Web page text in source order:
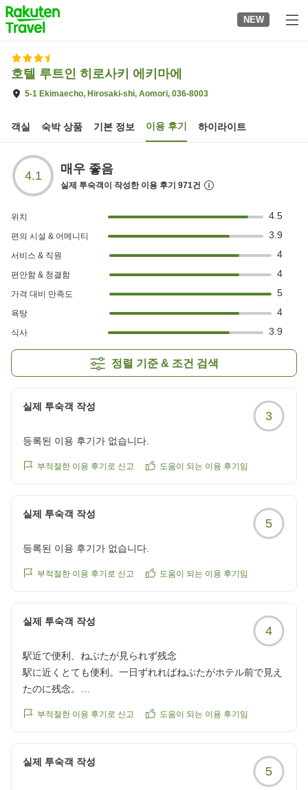
to
top
page
NEW
호텔 루트인 히로사키 에키마에
5-1 Ekimaecho, Hirosaki-shi, Aomori, 036-8003
객실 숙박 상품 기본 정보 이용 후기 하이라이트
4.1 매우 좋음
실제 투숙객이 작성한 이용 후기 971건
위치 4.5
편의 시설 & 어메니티 3.9
서비스 & 직원 4
편안함 & 청결함 4
가격 대비 만족도 5
욕탕 4
식사 3.9
정렬 기준 & 조건 검색
실제 투숙객 작성
3
등록된 이용 후기가 없습니다.
부적절한 이용 후기로 신고 도움이 되는 이용 후기임
실제 투숙객 작성
5
등록된 이용 후기가 없습니다.
부적절한 이용 후기로 신고 도움이 되는 이용 후기임
실제 투숙객 작성
4
駅近で便利、ねぷたが見られず残念
駅に近くとても便利。一日ずれればねぷたがホテル前で見え
たのに残念。
https://review.travel.rakuten.co.jp/hotel/voice/70297?
부적절한 이용 후기로 신고 도움이 되는 이용 후기임
실제 투숙객 작성
5